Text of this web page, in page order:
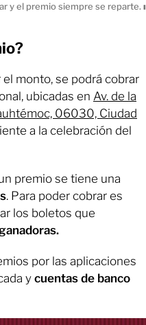
y el premio siempre se reparte. ı
el monto, se podrá cobrar
ubicadas en Av. de la
06030, Ciudad
a la celebración del
premio se tiene una
. Para poder cobrar es
los boletos que
por las aplicaciones
y cuentas de banco